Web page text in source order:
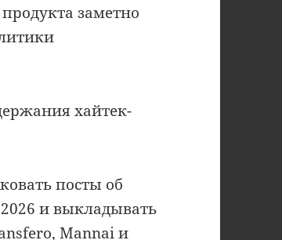
заметно
хайтек-
посты об
и выкладывать
Mannai и